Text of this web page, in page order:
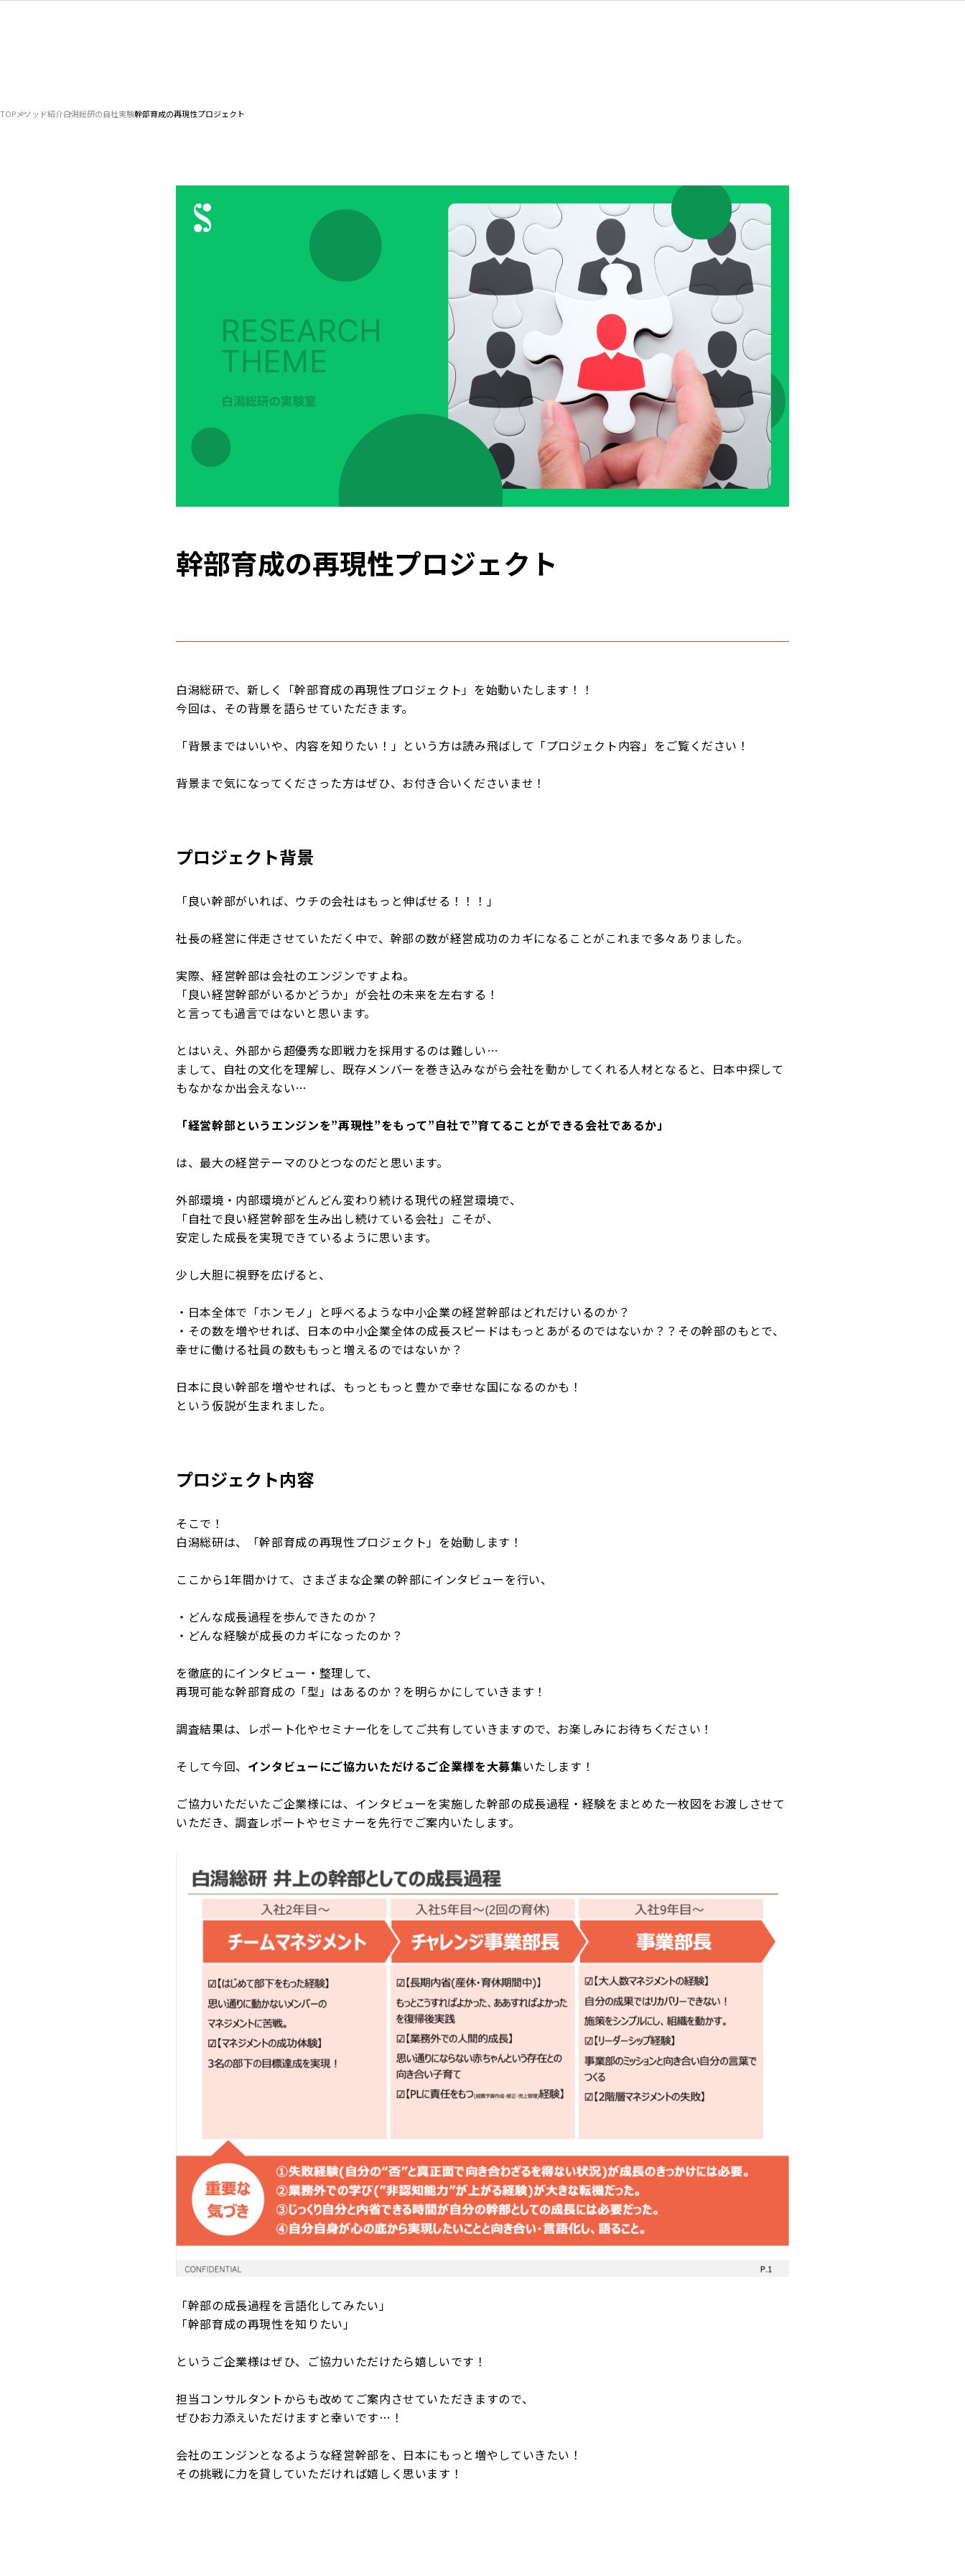
TOPメソッド紹介白潟総研の自社実験幹部育成の再現性プロジェクト
幹部育成の再現性プロジェクト
白潟総研で、新しく「幹部育成の再現性プロジェクト」を始動いたします！！
今回は、その背景を語らせていただきます。
「背景まではいいや、内容を知りたい！」という方は読み飛ばして「プロジェクト内容」をご覧ください！
背景まで気になってくださった方はぜひ、お付き合いくださいませ！
プロジェクト背景
「良い幹部がいれば、ウチの会社はもっと伸ばせる！！！」
社長の経営に伴走させていただく中で、幹部の数が経営成功のカギになることがこれまで多々ありました。
実際、経営幹部は会社のエンジンですよね。
「良い経営幹部がいるかどうか」が会社の未来を左右する！
と言っても過言ではないと思います。
とはいえ、外部から超優秀な即戦力を採用するのは難しい…
まして、自社の文化を理解し、既存メンバーを巻き込みながら会社を動かしてくれる人材となると、日本中探して
もなかなか出会えない…
「経営幹部というエンジンを”再現性”をもって”自社で”育てることができる会社であるか」
は、最大の経営テーマのひとつなのだと思います。
外部環境・内部環境がどんどん変わり続ける現代の経営環境で、
「自社で良い経営幹部を生み出し続けている会社」こそが、
安定した成長を実現できているように思います。
少し大胆に視野を広げると、
・日本全体で「ホンモノ」と呼べるような中小企業の経営幹部はどれだけいるのか？
・その数を増やせれば、日本の中小企業全体の成長スピードはもっとあがるのではないか？？その幹部のもとで、
幸せに働ける社員の数ももっと増えるのではないか？
日本に良い幹部を増やせれば、もっともっと豊かで幸せな国になるのかも！
という仮説が生まれました。
プロジェクト内容
そこで！
白潟総研は、「幹部育成の再現性プロジェクト」を始動します！
ここから1年間かけて、さまざまな企業の幹部にインタビューを行い、
・どんな成長過程を歩んできたのか？
・どんな経験が成長のカギになったのか？
を徹底的にインタビュー・整理して、
再現可能な幹部育成の「型」はあるのか？を明らかにしていきます！
調査結果は、レポート化やセミナー化をしてご共有していきますので、お楽しみにお待ちください！
そして今回、 インタビューにご協力いただけるご企業様を大募集いたします！
ご協力いただいたご企業様には、インタビューを実施した幹部の成長過程・経験をまとめた一枚図をお渡しさせて
いただき、調査レポートやセミナーを先行でご案内いたします。
「幹部の成長過程を言語化してみたい」
「幹部育成の再現性を知りたい」
というご企業様はぜひ、ご協力いただけたら嬉しいです！
担当コンサルタントからも改めてご案内させていただきますので、
ぜひお力添えいただけますと幸いです…！
会社のエンジンとなるような経営幹部を、日本にもっと増やしていきたい！
その挑戦に力を貸していただければ嬉しく思います！